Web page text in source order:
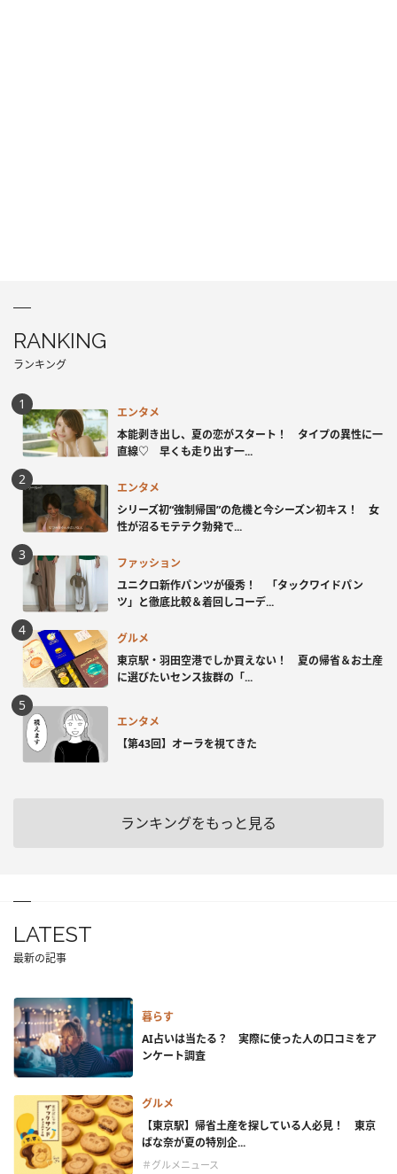
RANKING
ランキング
エンタメ
本能剥き出し、夏の恋がスタート！ タイプの異性に一
直線♡ 早くも走り出す一...
エンタメ
シリーズ初“強制帰国”の危機と今シーズン初キス！ 女
性が沼るモテテク勃発で...
ファッション
ユニクロ新作パンツが優秀！ 「タックワイドパン
ツ」と徹底比較＆着回しコーデ...
グルメ
東京駅・羽田空港でしか買えない！ 夏の帰省＆お土産
に選びたいセンス抜群の「...
エンタメ
【第43回】オーラを視てきた
ランキングをもっと見る
LATEST
最新の記事
暮らす
AI占いは当たる？ 実際に使った人の口コミをア
ンケート調査
グルメ
【東京駅】帰省土産を探している人必見！ 東京
ばな奈が夏の特別企...
＃グルメニュース